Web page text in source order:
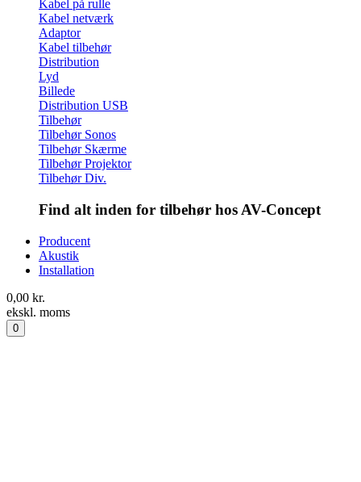
Kabel på rulle
Kabel netværk
Adaptor
Kabel tilbehør
Distribution
Lyd
Billede
Distribution USB
Tilbehør
Tilbehør Sonos
Tilbehør Skærme
Tilbehør Projektor
Tilbehør Div.
Find alt inden for tilbehør hos AV-Concept
Producent
Akustik
Installation
0,00 kr.
ekskl. moms
0